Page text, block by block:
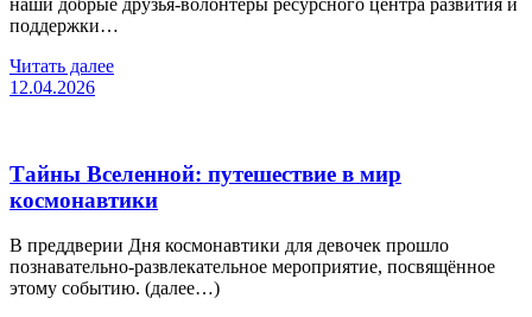
поддержки…
Читать далее
12.04.2026
Тайны Вселенной: путешествие в мир
космонавтики
В преддверии Дня космонавтики для девочек прошло
познавательно-развлекательное мероприятие, посвящённое
этому событию. (далее…)